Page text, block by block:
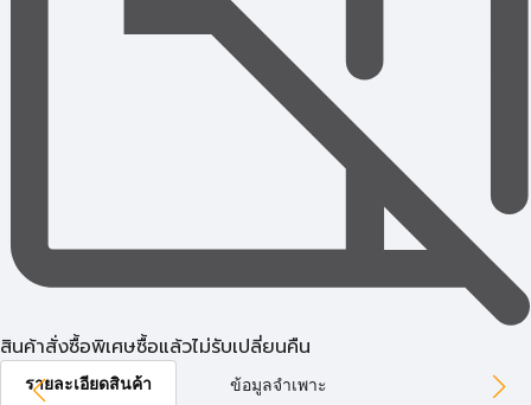
สินค้าสั่งซื้อพิเศษซื้อแล้วไม่รับเปลี่ยนคืน
รายละเอียดสินค้า ข้อมูลจำเพาะ